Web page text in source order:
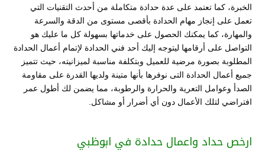
الخبرة، كما تعتمد على عدة حدادة متكاملة من أحدث التقنيات التي
تعمل على إنجاز مهام الحدادة بأقصى مستوى من الدقة والسرعة
والمهارة، كما يمكنك الحصول على خدماتها بسهولة كل ما عليك هو
التواصل على أرقامها ليتوجه إليك أحد فني الحدادة لإتمام أعمال الحدادة
المطلوبة بصورة مرضية للعميل وبتكلفة مناسبة لميزانيته، حيث تتميز
جميع أعمال الحدادة التى نوفرها بأنها متينة ولديها القدرة على مقاومة
الصدأ وعوامل التعرية والحرارة والرطوبة، مما يضمن لك أطول عمر
افتراضي لتلك الأعمال دون أي أضرار أو مشاكل.
ارخص حداد واعمال حدادة في ابوظبي